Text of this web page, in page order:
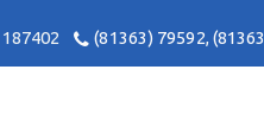
187402 (81363) 79592,